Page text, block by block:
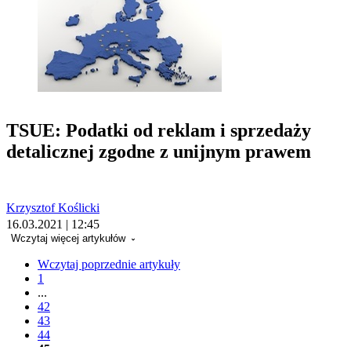
TSUE: Podatki od reklam i sprzedaży
detalicznej zgodne z unijnym prawem
Krzysztof Koślicki
16.03.2021 | 12:45
Wczytaj więcej artykułów
Wczytaj poprzednie artykuły
1
...
42
43
44